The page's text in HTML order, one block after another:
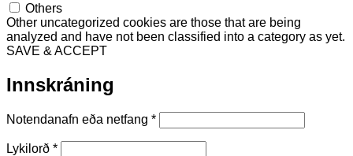
Others
Other uncategorized cookies are those that are being
analyzed and have not been classified into a category as yet.
SAVE & ACCEPT
Innskráning
Notendanafn eða netfang *Required
Lykilorð *Required